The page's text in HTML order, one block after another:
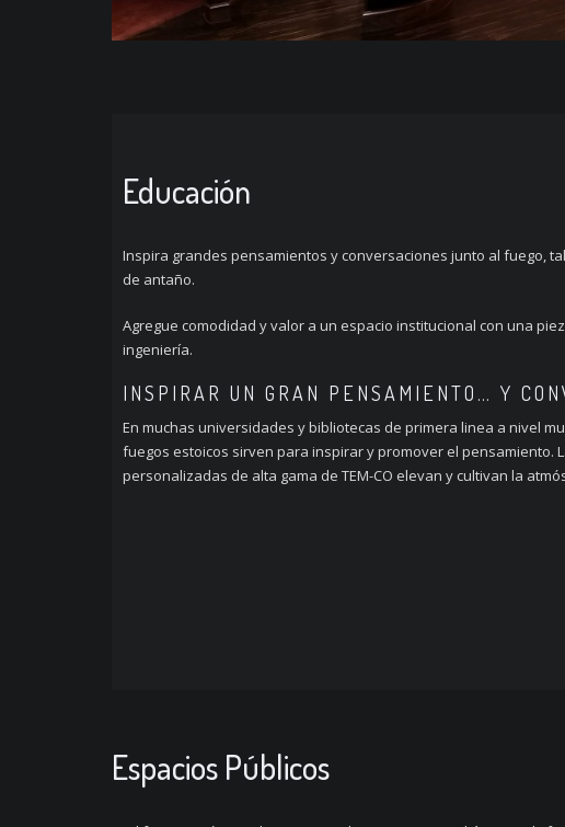
Educación
Inspira grandes pensamientos y conversaciones junto al fuego,
de antaño.
Agregue comodidad y valor a un espacio institucional con una
ingeniería.
INSPIRAR UN GRAN PENSAMIENTO… Y
En muchas universidades y bibliotecas de primera linea a nivel
fuegos estoicos sirven para inspirar y promover el pensamiento.
personalizadas de alta gama de TEM-CO elevan y cultivan la
Espacios Públicos